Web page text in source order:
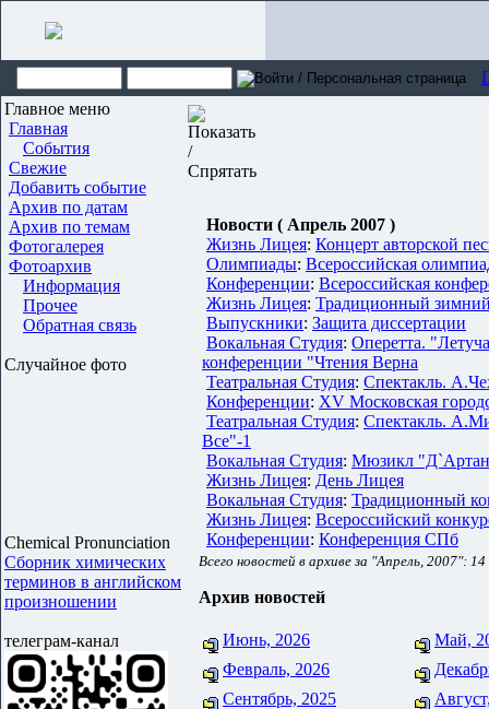
Главное меню
Главная
События
Свежие
Добавить событие
Архив по датам
Архив по темам
Фотогалерея
Фотоархив
Информация
Прочее
Обратная связь
Случайное фото
Chemical Pronunciation
Сборник химических
терминов в английском
произношении
телеграм-канал
Новости ( Апрель 2007 )
Жизнь Лицея: Концерт авторской
Олимпиады: Всероссийская
Конференции: Всероссийская
Жизнь Лицея: Традиционный
Выпускники: Защита диссертации
Вокальная Студия: Оперетта.
конференции "Чтения Верна
Театральная Студия: Спектакль.
Конференции: XV Московская
Театральная Студия: Спектакль.
Все"-1
Вокальная Студия: Мюзикл
Жизнь Лицея: День Лицея
Вокальная Студия: Традиционный
Жизнь Лицея: Всероссийский
Конференции: Конференция СПб
Всего новостей в архиве за "Апрель, 2007": 14
Архив новостей
Июнь, 2026
Май,
Февраль, 2026
Сентябрь, 2025